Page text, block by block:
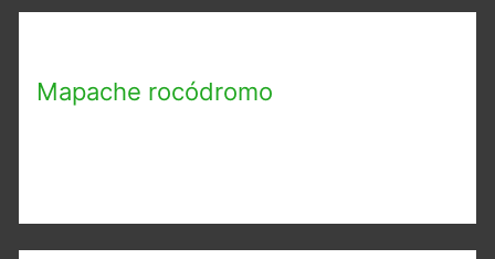
v
Mapache rocódromo